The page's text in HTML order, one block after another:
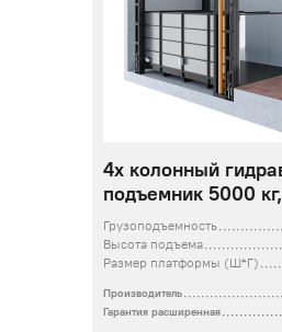
4х колонный
подъемник 5000
Грузоподъемность
Высота подъема
Размер платформы (Ш*Г)
Производитель
Гарантия расширенная